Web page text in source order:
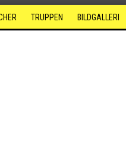
TRUPPEN BILDGALLERI